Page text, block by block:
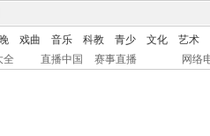
戏曲 音乐 科教 青少 文化
艺术
全 直播中国 赛事直播 网络